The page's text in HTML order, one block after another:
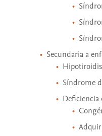
Secundaria a
Síndrome